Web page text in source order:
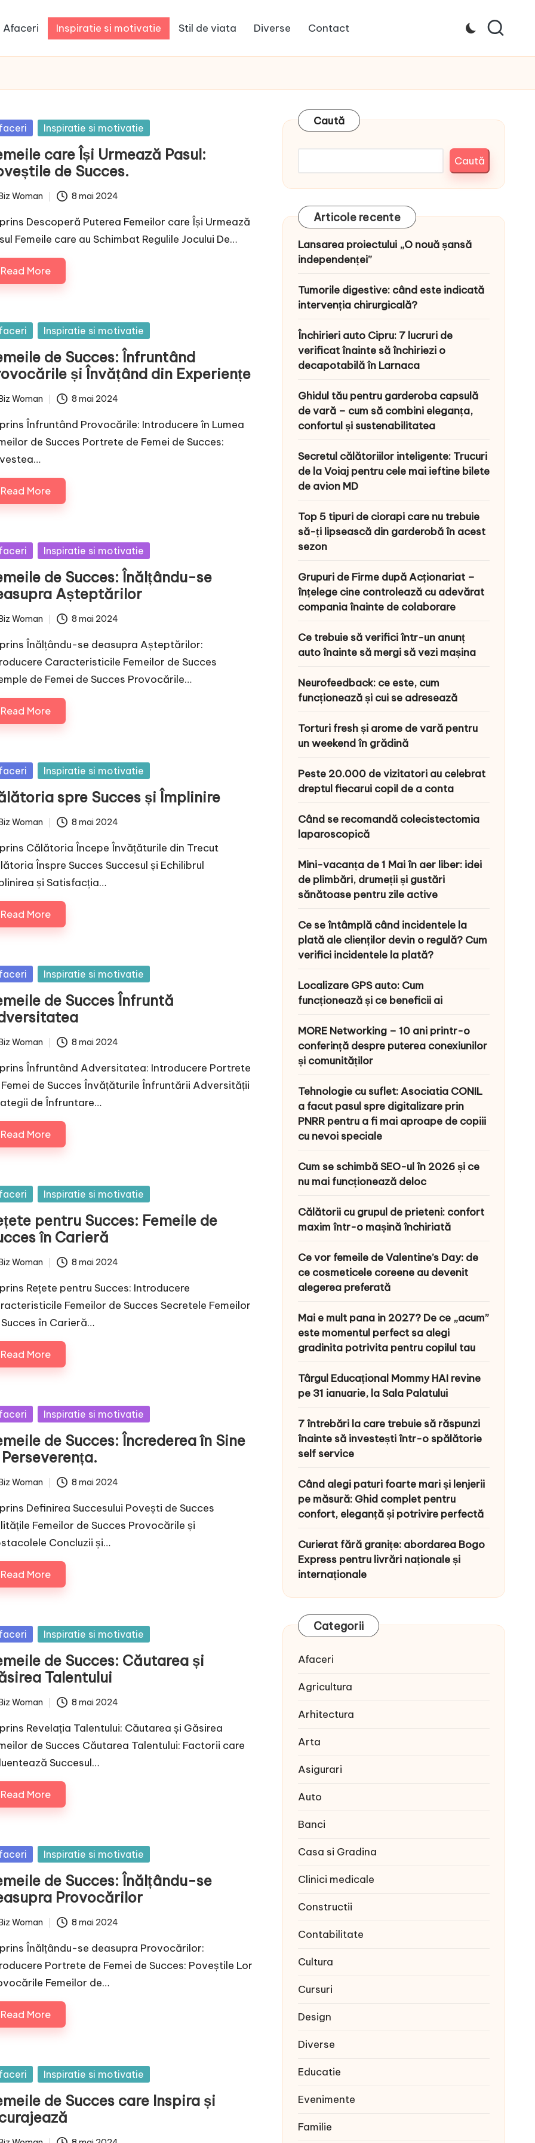
Afaceri Inspiratie si motivatie Stil de viata Diverse Contact
Inspiratie si motivatie
care Își Urmează Pasul:
de Succes.
Woman 8 mai 2024
Descoperă Puterea Femeilor care Își Urmează
Femeile care au Schimbat Regulile Jocului De…
Read More
Inspiratie si motivatie
de Succes: Înfruntând
și Învățând din Experiențe
Woman 8 mai 2024
Înfruntând Provocările: Introducere în Lumea
de Succes Portrete de Femei de Succes:
Read More
Inspiratie si motivatie
de Succes: Înălțându-se
Așteptărilor
Woman 8 mai 2024
Înălțându-se deasupra Așteptărilor:
Caracteristicile Femeilor de Succes
de Femei de Succes Provocările…
Read More
Inspiratie si motivatie
spre Succes și Împlinire
Woman 8 mai 2024
Călătoria Începe Învățăturile din Trecut
Înspre Succes Succesul și Echilibrul
și Satisfacția…
Read More
Inspiratie si motivatie
de Succes Înfruntă
Woman 8 mai 2024
Înfruntând Adversitatea: Introducere Portrete
de Succes Învățăturile Înfruntării Adversității
de Înfruntare…
Read More
Inspiratie si motivatie
pentru Succes: Femeile de
în Carieră
Woman 8 mai 2024
Rețete pentru Succes: Introducere
Femeilor de Succes Secretele Femeilor
în Carieră…
Read More
Inspiratie si motivatie
de Succes: Încrederea în Sine
Woman 8 mai 2024
Definirea Succesului Povești de Succes
Femeilor de Succes Provocările și
Concluzii și…
Read More
Inspiratie si motivatie
de Succes: Căutarea și
Talentului
Woman 8 mai 2024
Revelația Talentului: Căutarea și Găsirea
de Succes Căutarea Talentului: Factorii care
Succesul…
Read More
Inspiratie si motivatie
de Succes: Înălțându-se
Provocărilor
Woman 8 mai 2024
Înălțându-se deasupra Provocărilor:
Portrete de Femei de Succes: Poveștile Lor
Femeilor de…
Read More
Inspiratie si motivatie
de Succes care Inspira și
Caută
Caută
Articole recente
Lansarea proiectului „O nouă șansă
independenței”
Tumorile digestive: când este indicată
intervenția chirurgicală?
Închirieri auto Cipru: 7 lucruri de
verificat înainte să închiriezi o
decapotabilă în Larnaca
Ghidul tău pentru garderoba capsulă
de vară – cum să combini eleganța,
confortul și sustenabilitatea
Secretul călătoriilor inteligente: Trucuri
de la Voiaj pentru cele mai ieftine bilete
de avion MD
Top 5 tipuri de ciorapi care nu trebuie
să-ți lipsească din garderobă în acest
sezon
Grupuri de Firme după Acționariat –
înțelege cine controlează cu adevărat
compania înainte de colaborare
Ce trebuie să verifici într-un anunț
auto înainte să mergi să vezi mașina
Neurofeedback: ce este, cum
funcționează și cui se adresează
Torturi fresh și arome de vară pentru
un weekend în grădină
Peste 20.000 de vizitatori au celebrat
dreptul fiecarui copil de a conta
Când se recomandă colecistectomia
laparoscopică
Mini-vacanța de 1 Mai în aer liber: idei
de plimbări, drumeții și gustări
sănătoase pentru zile active
Ce se întâmplă când incidentele la
plată ale clienților devin o regulă? Cum
verifici incidentele la plată?
Localizare GPS auto: Cum
funcționează și ce beneficii ai
MORE Networking – 10 ani printr-o
conferință despre puterea conexiunilor
și comunităților
Tehnologie cu suflet: Asociatia CONIL
a facut pasul spre digitalizare prin
PNRR pentru a fi mai aproape de copiii
cu nevoi speciale
Cum se schimbă SEO-ul în 2026 și ce
nu mai funcționează deloc
Călătorii cu grupul de prieteni: confort
maxim într-o mașină închiriată
Ce vor femeile de Valentine’s Day: de
ce cosmeticele coreene au devenit
alegerea preferată
Mai e mult pana in 2027? De ce „acum”
este momentul perfect sa alegi
gradinita potrivita pentru copilul tau
Târgul Educațional Mommy HAI revine
pe 31 ianuarie, la Sala Palatului
7 întrebări la care trebuie să răspunzi
înainte să investești într-o spălătorie
self service
Când alegi paturi foarte mari și lenjerii
pe măsură: Ghid complet pentru
confort, eleganță și potrivire perfectă
Curierat fără granițe: abordarea Bogo
Express pentru livrări naționale și
internaționale
Categorii
Afaceri
Agricultura
Arhitectura
Arta
Asigurari
Auto
Banci
Casa si Gradina
Clinici medicale
Constructii
Contabilitate
Cultura
Cursuri
Design
Diverse
Educatie
Evenimente
Familie